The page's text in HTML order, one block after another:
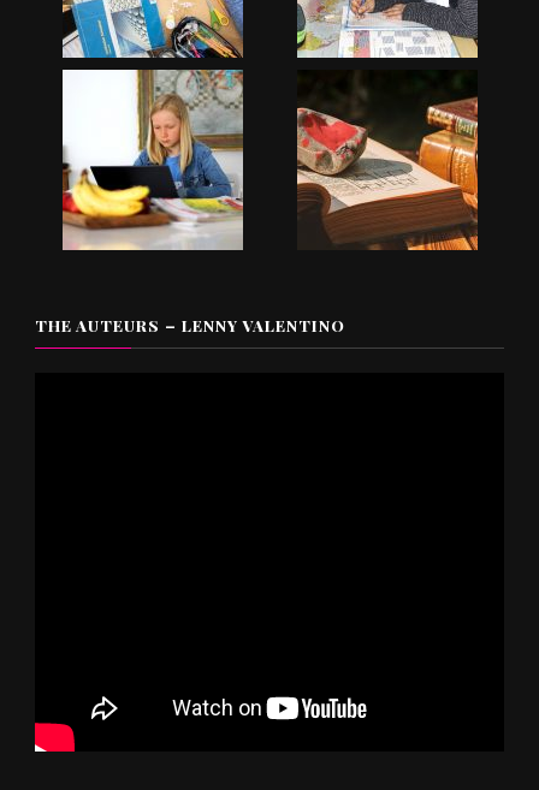
THE AUTEURS – LENNY VALENTINO